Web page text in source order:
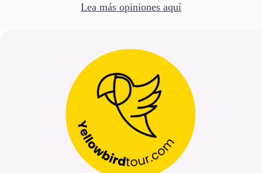
Lea más opiniones aquí